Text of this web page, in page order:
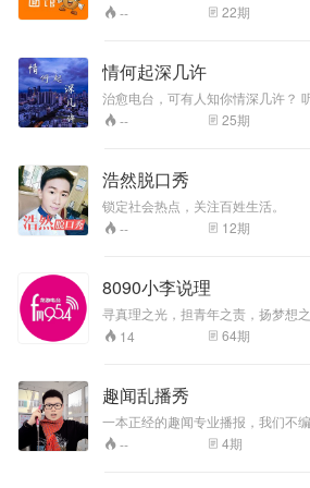
--
22期
情何起深几许
治愈电台，可有人知你情深几许？ 听见温暖，这
里，有你想听的故事
-- 25期
浩然脱口秀
锁定社会热点，关注百姓生活。
--
12期
8090小李说理
寻真理之光，担青年之责，扬梦想之
小李说理》由龙游县委宣传部，
联合播出。
14 64期
趣闻乱播秀
一本正经的趣闻专业播报，我们不编
只是奇葩二货新闻的搬运工 专注吐
博士将和主播一起，挑逗你的爱笑底
-- 4期